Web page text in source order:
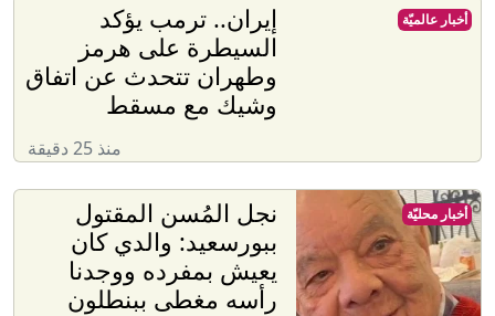
إيران.. ترمب يؤكد
السيطرة على هرمز
وطهران تتحدث عن اتفاق
وشيك مع مسقط
منذ 25 دقيقة
أخبار عالميّة
نجل المُسن المقتول
ببورسعيد: والدي كان
يعيش بمفرده ووجدنا
رأسه مغطى ببنطلون
أخبار محليّة